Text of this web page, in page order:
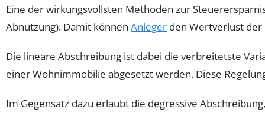
Eine der wirkungsvollsten Methoden zur
Abnutzung). Damit können Anleger den Wertverlust
Die lineare Abschreibung ist dabei die verbreitetste
einer Wohnimmobilie abgesetzt werden. Diese
Im Gegensatz dazu erlaubt die degressive